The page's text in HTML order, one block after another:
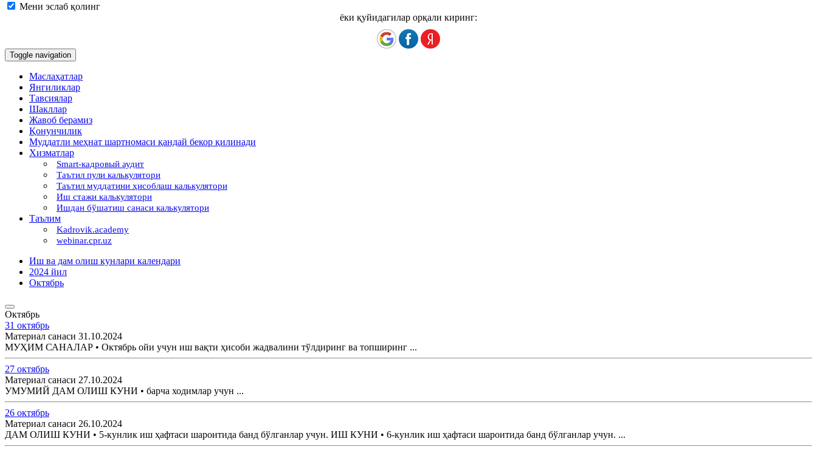
Мени эслаб қолинг
ёки қуйидагилар орқали киринг:
Toggle navigation
Маслаҳатлар
Янгиликлар
Тавсиялар
Шакллар
Жавоб берамиз
Қонунчилик
Муддатли меҳнат шартномаси қандай бекор қилинади
Хизматлар
Smart-кадровый аудит
Таътил пули калькулятори
Таътил муддатини ҳисоблаш калькулятори
Иш стажи калькулятори
Ишдан бўшатиш санаси калькулятори
Таълим
Kadrovik.academy
webinar.cpr.uz
Иш ва дам олиш кунлари календари
2024 йил
Октябрь
Октябрь
31 октябрь
Материал санаси 31.10.2024
МУҲИМ САНАЛАР • Октябрь ойи учун иш вақти ҳисоби жадвалини тўлдиринг ва топширинг ...
27 октябрь
Материал санаси 27.10.2024
УМУМИЙ ДАМ ОЛИШ КУНИ • барча ходимлар учун ...
26 октябрь
Материал санаси 26.10.2024
ДАМ ОЛИШ КУНИ • 5-кунлик иш ҳафтаси шароитида банд бўлганлар учун. ИШ КУНИ • 6-кунлик иш ҳафтаси шароитида банд бўлганлар учун. ...